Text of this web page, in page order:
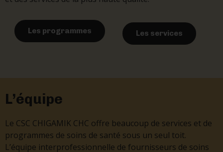
Les programmes Les services
L’équipe
Le CSC CHIGAMIK CHC offre beaucoup de services et de
programmes de soins de santé sous un seul toit.
L’équipe interprofessionnelle de fournisseurs de soins